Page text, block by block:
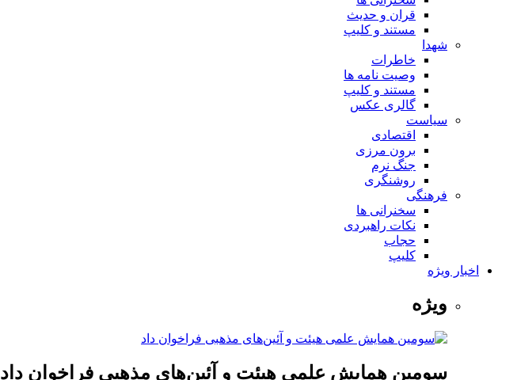
قران و حدیث
مستند و کلیپ
شهدا
خاطرات
وصیت نامه ها
مستند و کلیپ
گالری عکس
سیاست
اقتصادی
برون مرزی
جنگ نرم
روشنگری
فرهنگی
سخنرانی ها
نکات راهبردی
حجاب
کلیپ
اخبار ویژه
ویژه
سومین همایش علمی هیئت و آئین‌های مذهبی فراخوان داد